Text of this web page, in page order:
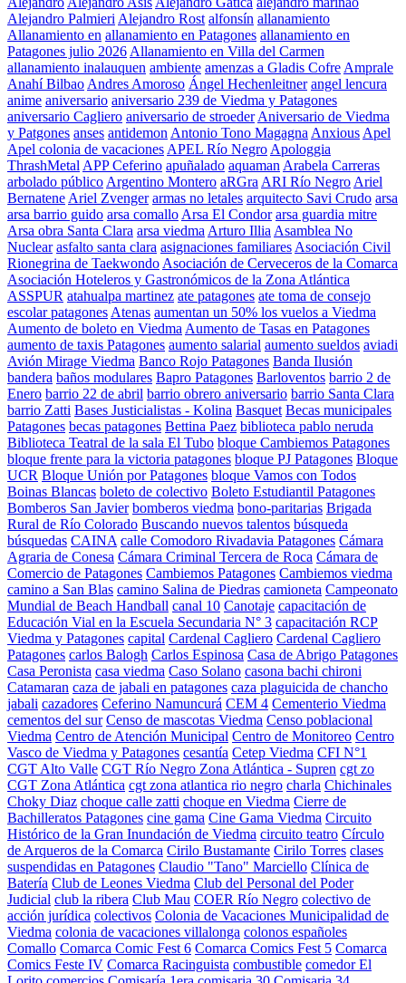
Alejandro Palmieri Alejandro Rost alfonsín allanamiento
Allanamiento en allanamiento en Patagones allanamiento en
Patagones julio 2026 Allanamiento en Villa del Carmen
allanamiento inalauquen ambiente amenzas a Gladis Cofre Amprale
Anahí Bilbao Andres Amoroso Ángel Hechenleitner angel lencura
anime aniversario aniversario 239 de Viedma y Patagones
aniversario Cagliero aniversario de stroeder Aniversario de Viedma
y Patgones anses antidemon Antonio Tono Magagna Anxious Apel
Apel colonia de vacaciones APEL Río Negro Apologgia
ThrashMetal APP Ceferino apuñalado aquaman Arabela Carreras
arbolado público Argentino Montero aRGra ARI Río Negro Ariel
Bernatene Ariel Zvenger armas no letales arquitecto Savi Crudo arsa
arsa barrio guido arsa comallo Arsa El Condor arsa guardia mitre
Arsa obra Santa Clara arsa viedma Arturo Illia Asamblea No
Nuclear asfalto santa clara asignaciones familiares Asociación Civil
Rionegrina de Taekwondo Asociación de Cerveceros de la Comarca
Asociación Hoteleros y Gastronómicos de la Zona Atlántica
ASSPUR atahualpa martinez ate patagones ate toma de consejo
escolar patagones Atenas aumentan un 50% los vuelos a Viedma
Aumento de boleto en Viedma Aumento de Tasas en Patagones
aumento de taxis Patagones aumento salarial aumento sueldos aviadi
Avión Mirage Viedma Banco Rojo Patagones Banda Ilusión
bandera baños modulares Bapro Patagones Barloventos barrio 2 de
Enero barrio 22 de abril barrio obrero aniversario barrio Santa Clara
barrio Zatti Bases Justicialistas - Kolina Basquet Becas municipales
Patagones becas patagones Bettina Paez biblioteca pablo neruda
Biblioteca Teatral de la sala El Tubo bloque Cambiemos Patagones
bloque frente para la victoria patagones bloque PJ Patagones Bloque
UCR Bloque Unión por Patagones bloque Vamos con Todos
Boinas Blancas boleto de colectivo Boleto Estudiantil Patagones
Bomberos San Javier bomberos viedma bono-paritarias Brigada
Rural de Río Colorado Buscando nuevos talentos búsqueda
búsquedas CAINA calle Comodoro Rivadavia Patagones Cámara
Agraria de Conesa Cámara Criminal Tercera de Roca Cámara de
Comercio de Patagones Cambiemos Patagones Cambiemos viedma
camino a San Blas camino Salina de Piedras camioneta Campeonato
Mundial de Beach Handball canal 10 Canotaje capacitación de
Educación Vial en la Escuela Secundaria N° 3 capacitación RCP
Viedma y Patagones capital Cardenal Cagliero Cardenal Cagliero
Patagones carlos Balogh Carlos Espinosa Casa de Abrigo Patagones
Casa Peronista casa viedma Caso Solano casona bachi chironi
Catamaran caza de jabali en patagones caza plaguicida de chancho
jabali cazadores Ceferino Namuncurá CEM 4 Cementerio Viedma
cementos del sur Censo de mascotas Viedma Censo poblacional
Viedma Centro de Atención Municipal Centro de Monitoreo Centro
Vasco de Viedma y Patagones cesantía Cetep Viedma CFI N°1
CGT Alto Valle CGT Río Negro Zona Atlántica - Supren cgt zo
CGT Zona Atlántica cgt zona atlantica rio negro charla Chichinales
Choky Diaz choque calle zatti choque en Viedma Cierre de
Bachilleratos Patagones cine gama Cine Gama Viedma Circuito
Histórico de la Gran Inundación de Viedma circuito teatro Círculo
de Arqueros de la Comarca Cirilo Bustamante Cirilo Torres clases
suspendidas en Patagones Claudio "Tano" Marciello Clínica de
Batería Club de Leones Viedma Club del Personal del Poder
Judicial club la ribera Club Mau COER Río Negro colectivo de
acción jurídica colectivos Colonia de Vacaciones Municipalidad de
Viedma colonia de vacaciones villalonga colonos españoles
Comallo Comarca Comic Fest 6 Comarca Comics Fest 5 Comarca
Comics Feste IV Comarca Racinguista combustible comedor El